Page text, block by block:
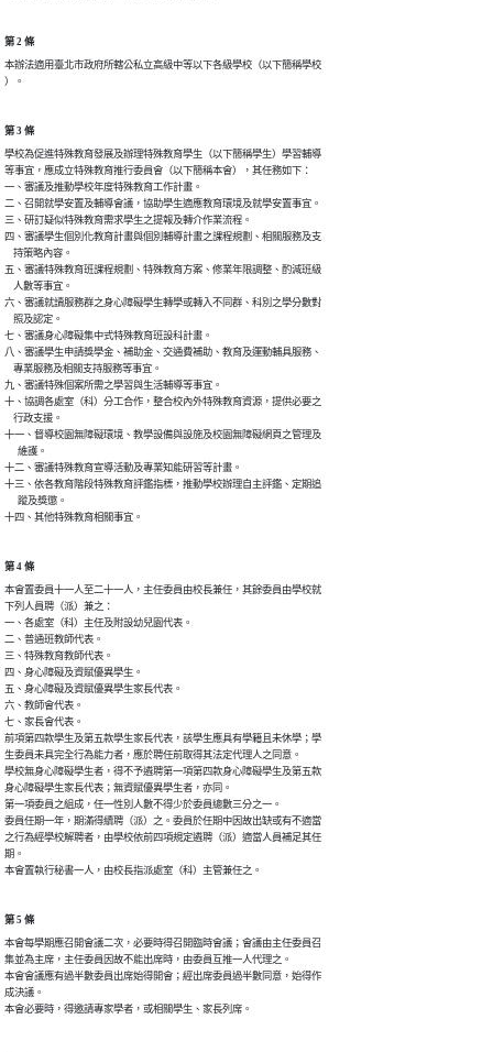
第 2 條
本辦法適用臺北市政府所轄公私立高級中等以下各級學校（以下簡稱學校
）。
第 3 條
學校為促進特殊教育發展及辦理特殊教育學生（以下簡稱學生）學習輔導
等事宜，應成立特殊教育推行委員會（以下簡稱本會），其任務如下：
一、審議及推動學校年度特殊教育工作計畫。
二、召開就學安置及輔導會議，協助學生適應教育環境及就學安置事宜。
三、研訂疑似特殊教育需求學生之提報及轉介作業流程。
四、審議學生個別化教育計畫與個別輔導計畫之課程規劃、相關服務及支
    持策略內容。
五、審議特殊教育班課程規劃、特殊教育方案、修業年限調整、酌減班級
    人數等事宜。
六、審議就讀服務群之身心障礙學生轉學或轉入不同群、科別之學分數對
    照及認定。
七、審議身心障礙集中式特殊教育班設科計畫。
八、審議學生申請獎學金、補助金、交通費補助、教育及運動輔具服務、
    專業服務及相關支持服務等事宜。
九、審議特殊個案所需之學習與生活輔導等事宜。
十、協調各處室（科）分工合作，整合校內外特殊教育資源，提供必要之
    行政支援。
十一、督導校園無障礙環境、教學設備與設施及校園無障礙網頁之管理及
      維護。
十二、審議特殊教育宣導活動及專業知能研習等計畫。
十三、依各教育階段特殊教育評鑑指標，推動學校辦理自主評鑑、定期追
      蹤及獎懲。
十四、其他特殊教育相關事宜。
第 4 條
本會置委員十一人至二十一人，主任委員由校長兼任，其餘委員由學校就
下列人員聘（派）兼之：
一、各處室（科）主任及附設幼兒園代表。
二、普通班教師代表。
三、特殊教育教師代表。
四、身心障礙及資賦優異學生。
五、身心障礙及資賦優異學生家長代表。
六、教師會代表。
七、家長會代表。
前項第四款學生及第五款學生家長代表，該學生應具有學籍且未休學；學
生委員未具完全行為能力者，應於聘任前取得其法定代理人之同意。
學校無身心障礙學生者，得不予遴聘第一項第四款身心障礙學生及第五款
身心障礙學生家長代表；無資賦優異學生者，亦同。
第一項委員之組成，任一性別人數不得少於委員總數三分之一。
委員任期一年，期滿得續聘（派）之。委員於任期中因故出缺或有不適當
之行為經學校解聘者，由學校依前四項規定遴聘（派）適當人員補足其任
期。
本會置執行秘書一人，由校長指派處室（科）主管兼任之。
第 5 條
本會每學期應召開會議二次，必要時得召開臨時會議；會議由主任委員召
集並為主席，主任委員因故不能出席時，由委員互推一人代理之。
本會會議應有過半數委員出席始得開會；經出席委員過半數同意，始得作
成決議。
本會必要時，得邀請專家學者，或相關學生、家長列席。